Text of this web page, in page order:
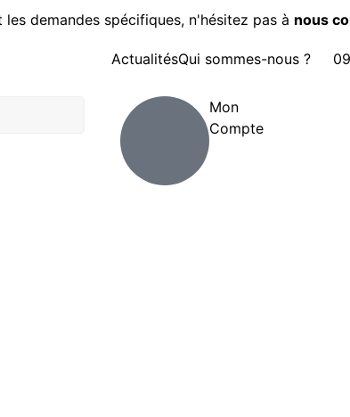
demandes spécifiques, n'hésitez pas à nous
ActualitésQui sommes-nous ?
Mon
Compte